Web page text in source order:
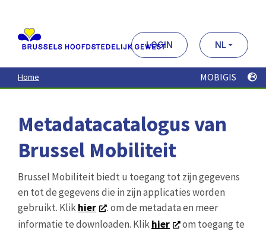
contenu
principal
LOGIN NL
Home MOBIGIS
Metadatacatalogus van
Brussel Mobiliteit
Brussel Mobiliteit biedt u toegang tot zijn gegevens
en tot de gegevens die in zijn applicaties worden
gebruikt. Klikhier
. om de metadata en meer
informatie te downloaden. Klikhier
om toegang te